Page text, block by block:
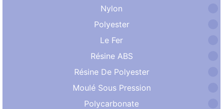
Nylon
Polyester
Le Fer
Résine ABS
Résine De Polyester
Moulé Sous Pression
Polycarbonate